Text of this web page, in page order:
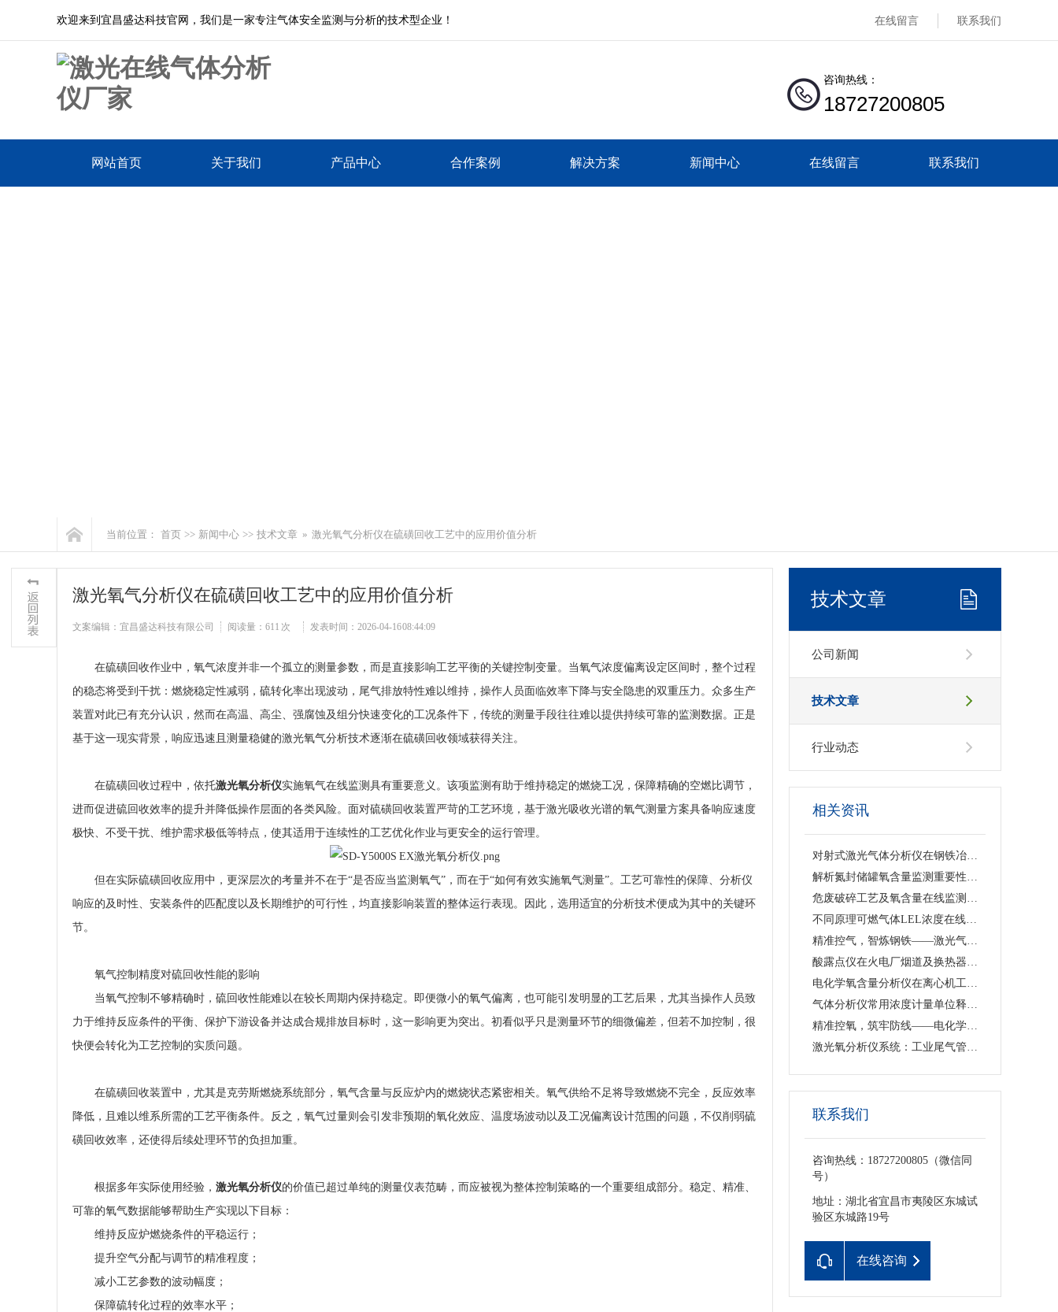
欢迎来到宜昌盛达科技官网，我们是一家专注气体安全监测与分析的技术型企业！ 在线留言 联系我们
咨询热线：
18727200805
网站首页 关于我们 产品中心 合作案例 解决方案 新闻中心 在线留言 联系我们
当前位置： 首页 >> 新闻中心 >> 技术文章 » 激光氧气分析仪在硫磺回收工艺中的应用价值分析
激光氧气分析仪在硫磺回收工艺中的应用价值分析
文案编辑：宜昌盛达科技有限公司 阅读量： 611 次 发表时间：2026-04-16 08:44:09
在硫磺回收作业中，氧气浓度并非一个孤立的测量参数，而是直接影响工艺平衡的关键控制变量。当氧气浓度偏离设定区间时，整个过程
的稳态将受到干扰：燃烧稳定性减弱，硫转化率出现波动，尾气排放特性难以维持，操作人员面临效率下降与安全隐患的双重压力。众多生产
装置对此已有充分认识，然而在高温、高尘、强腐蚀及组分快速变化的工况条件下，传统的测量手段往往难以提供持续可靠的监测数据。正是
基于这一现实背景，响应迅速且测量稳健的激光氧气分析技术逐渐在硫磺回收领域获得关注。
在硫磺回收过程中，依托激光氧分析仪实施氧气在线监测具有重要意义。该项监测有助于维持稳定的燃烧工况，保障精确的空燃比调节，
进而促进硫回收效率的提升并降低操作层面的各类风险。面对硫磺回收装置严苛的工艺环境，基于激光吸收光谱的氧气测量方案具备响应速度
极快、不受干扰、维护需求极低等特点，使其适用于连续性的工艺优化作业与更安全的运行管理。
但在实际硫磺回收应用中，更深层次的考量并不在于“是否应当监测氧气”，而在于“如何有效实施氧气测量”。工艺可靠性的保障、分析仪
响应的及时性、安装条件的匹配度以及长期维护的可行性，均直接影响装置的整体运行表现。因此，选用适宜的分析技术便成为其中的关键环
节。
氧气控制精度对硫回收性能的影响
当氧气控制不够精确时，硫回收性能难以在较长周期内保持稳定。即便微小的氧气偏离，也可能引发明显的工艺后果，尤其当操作人员致
力于维持反应条件的平衡、保护下游设备并达成合规排放目标时，这一影响更为突出。初看似乎只是测量环节的细微偏差，但若不加控制，很
快便会转化为工艺控制的实质问题。
在硫磺回收装置中，尤其是克劳斯燃烧系统部分，氧气含量与反应炉内的燃烧状态紧密相关。氧气供给不足将导致燃烧不完全，反应效率
降低，且难以维系所需的工艺平衡条件。反之，氧气过量则会引发非预期的氧化效应、温度场波动以及工况偏离设计范围的问题，不仅削弱硫
磺回收效率，还使得后续处理环节的负担加重。
根据多年实际使用经验， 激光氧分析仪的价值已超过单纯的测量仪表范畴，而应被视为整体控制策略的一个重要组成部分。稳定、精准、
可靠的氧气数据能够帮助生产实现以下目标：
维持反应炉燃烧条件的平稳运行；
提升空气分配与调节的精准程度；
减小工艺参数的波动幅度；
保障硫转化过程的效率水平；
技术文章
公司新闻
技术文章
行业动态
相关资讯
对射式激光气体分析仪在钢铁冶金行业的应用与行业价值
解析氮封储罐氧含量监测重要性，原位单端直插激光气体分析仪的落地应用与工艺价值
危废破碎工艺及氧含量在线监测浅析 —— 激光气体分析仪在工艺安全中的应用
不同原理可燃气体LEL浓度在线监测仪技术特点及工业选型指南
精准控气，智炼钢铁——激光气体分析仪赋能钢铁冶炼高效低碳生产
酸露点仪在火电厂烟道及换热器防腐中的应用
电化学氧含量分析仪在离心机工艺中的应用价值与产品解析
气体分析仪常用浓度计量单位释义、换算关系及适用场景说明
精准控氧，筑牢防线——电化学氧含量分析仪在反应釜工艺中的深度应用
激光氧分析仪系统：工业尾气管道精准测氧、筑牢工艺安全防线
联系我们
咨询热线：18727200805（微信同
号）
地址：湖北省宜昌市夷陵区东城试
验区东城路19号
在线咨询